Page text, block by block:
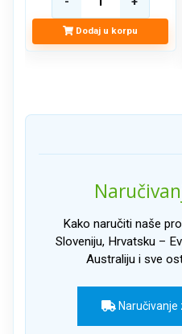
Dodaj u korpu
Kako naručiti naše
Sloveniju, Hrvatsku –
Australiju i sve
Naručivanje